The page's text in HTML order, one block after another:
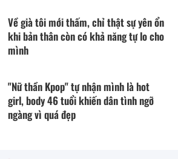
Về già tôi mới thấm, chỉ thật sự yên ổn
khi bản thân còn có khả năng tự lo cho
mình
"Nữ thần Kpop" tự nhận mình là hot
girl, body 46 tuổi khiến dân tình ngỡ
ngàng vì quá đẹp